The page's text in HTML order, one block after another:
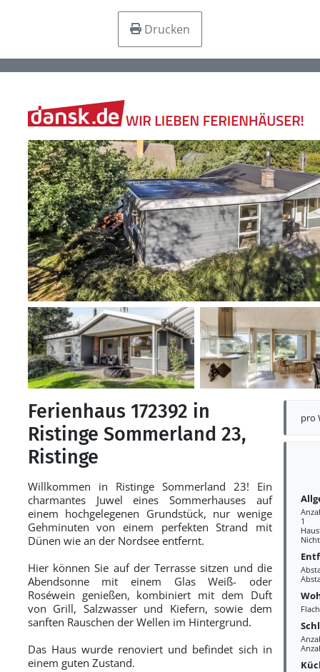
Drucken
pro
1
Ferienhaus 172392 in
Ristinge Sommerland 23,
Ristinge
Willkommen in Ristinge Sommerland 23! Ein
charmantes Juwel eines Sommerhauses auf
einem hochgelegenen Grundstück, nur wenige
Gehminuten von einem perfekten Strand mit
Dünen wie an der Nordsee entfernt.
Hier können Sie auf der Terrasse sitzen und die
Abendsonne mit einem Glas Weiß- oder
Roséwein genießen, kombiniert mit dem Duft
von Grill, Salzwasser und Kiefern, sowie dem
sanften Rauschen der Wellen im Hintergrund.
Das Haus wurde renoviert und befindet sich in
einem guten Zustand.